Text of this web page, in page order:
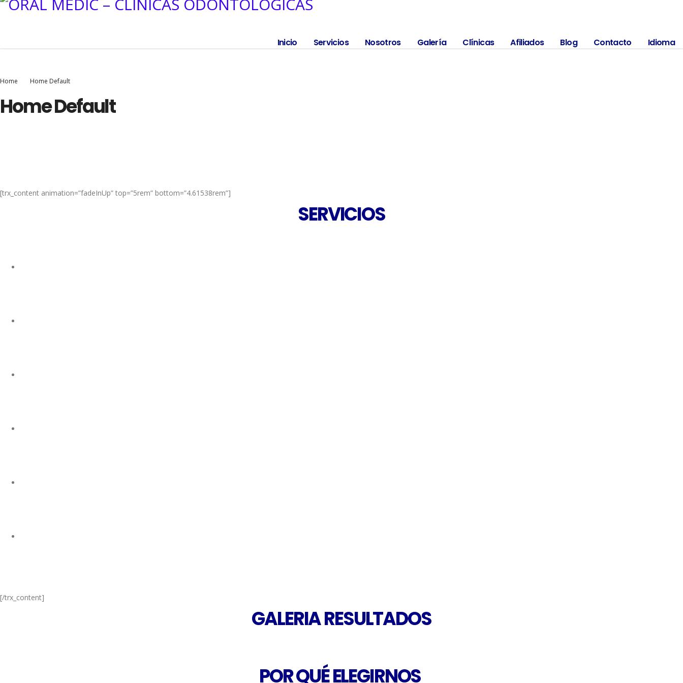
Inicio Servicios Nosotros Galería Clínicas Afiliados Blog Contacto Idioma
Home Home Default
Home Default
[trx_content animation=”fadeInUp” top=”5rem” bottom=”4.61538rem”]
SERVICIOS
[/trx_content]
GALERIA RESULTADOS
POR QUÉ ELEGIRNOS